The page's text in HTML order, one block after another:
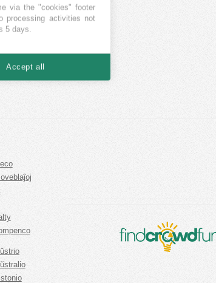
via the "cookies" footer
processing activities not
5 days.
Accept all